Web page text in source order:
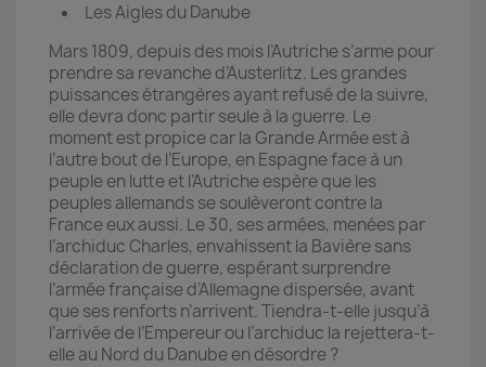
Les Aigles du Danube
Mars 1809, depuis des mois l’Autriche s’arme pour
prendre sa revanche d’Austerlitz. Les grandes
puissances étrangères ayant refusé de la suivre,
elle devra donc partir seule à la guerre. Le
moment est propice car la Grande Armée est à
l’autre bout de l’Europe, en Espagne face à un
peuple en lutte et l’Autriche espère que les
peuples allemands se soulèveront contre la
France eux aussi. Le 30, ses armées, menées par
l’archiduc Charles, envahissent la Bavière sans
déclaration de guerre, espérant surprendre
l’armée française d’Allemagne dispersée, avant
que ses renforts n’arrivent. Tiendra-t-elle jusqu’à
l’arrivée de l’Empereur ou l’archiduc la rejettera-t-
elle au Nord du Danube en désordre ?